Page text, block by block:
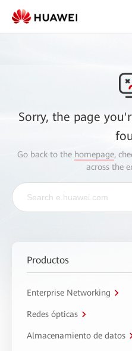
Sorry, the page
Go back to the homepage,
across the
Productos
Enterprise Networking
Redes ópticas
Almacenamiento de datos